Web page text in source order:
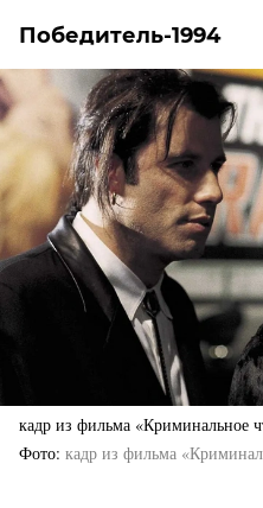
Победитель-1994
кадр из фильма «Криминальное
Фото кадр из фильма